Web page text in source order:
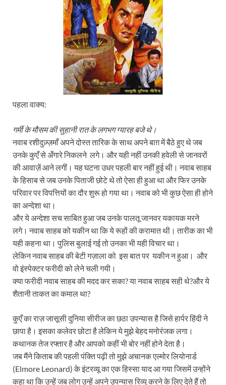
पहला वाक्य:
गर्मी के मौसम की सुहानी रात के लगभग ग्यारह बजे थे।
नवाब रशीदुज़्ज़माँ अपने दोस्त तारिक के साथ अपने बाग़ में बैठे हुए थे जब
उनके कुएँ से अँगारे निकलने लगे। और यही नहीं उनकी हवेली से जानवरों
की आवाज़ें आने लगीं। यह घटना उधर पहली बार नहीं हुई थी। नवाब साहब
के हिसाब से जब उनके पिताजी छोटे थे तो ऐसा ही हुआ था और फिर उनके
परिवार पर विपत्तियों का दौर शुरू हो गया था। नवाब को भी कुछ ऐसा ही होने
का अन्देशा था।
और ये अन्देशा सच साबित हुआ जब उनके पालतू जानवर यकायक मरने
लगे। नवाब साहब को यकीन था कि ये रूहों की करामात थी। तारीक का भी
यही कहना था। पुलिस बुलाई गई तो उनका भी यही विचार था।
लेकिन नवाब साहब की बेटी गज़ाला को इस बात पर यकीन न हुआ। और
वो इंस्पेक्टर फरीदी को लेने चली गयी।
क्या फरीदी नवाब साहब की मदद कर सका? या नवाब साहब सही थे?और ये
शैतानी ताकत का कमाल था?
कुएँ का राज़ जासूसी दुनिया सीरीज का छठा उपन्यास है जिसे हार्पर हिंदी ने
छापा है। इसका कलेवर छोटा है लेकिन ये मुझे बेहद मनोरंजक लगा।
कथानक तेज रफ्तार है और आपको कहीं भी बोर नहीं होने देता है।
जब मैंने किताब की पहली पंक्ति पढ़ी तो मुझे अचानक एल्मोर लियोनार्ड
(Elmore Leonard) के इंटरव्यू का एक हिस्सा याद आ गया जिसमें उन्होंने
कहा था कि उन्हें जब लोग उन्हें अपने उपन्यास रिव्यु करने के लिए देते हैं तो